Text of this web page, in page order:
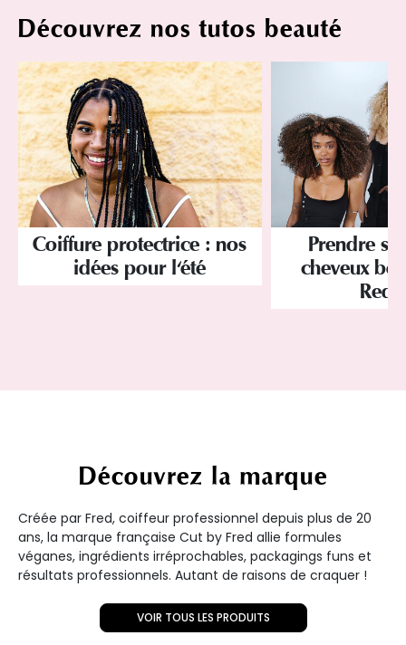
Découvrez nos tutos beauté
Coiffure protectrice : nos
idées pour l'été
Prendre
cheveux
Découvrez la marque
Créée par Fred, coiffeur professionnel depuis plus de 20
ans, la marque française Cut by Fred allie formules
véganes, ingrédients irréprochables, packagings funs et
résultats professionnels. Autant de raisons de craquer !
VOIR TOUS LES PRODUITS